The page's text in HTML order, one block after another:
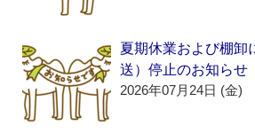
夏期休業および棚卸
送）停止のお知らせ
2026年07月24日 (金)